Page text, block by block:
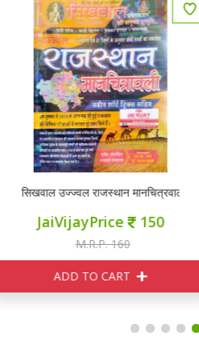
उज्ज्वल राजस्थान मानचित्रवाली 41
JaiVijayPrice 150
M.R.P. 160
ADD TO CART